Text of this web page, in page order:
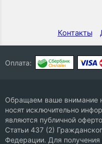
Контакты
Оплата:
Обращаем ваше внимание
носят исключительно
являются публичной
Статьи 437 (2)
Федерации. Для